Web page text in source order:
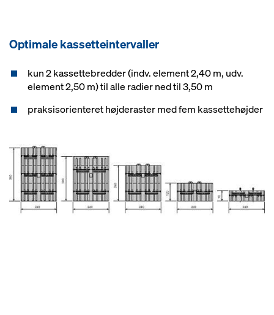
Optimale kassetteintervaller
kun 2 kassettebredder (indv. element 2,40 m, udv.
element 2,50 m) til alle radier ned til 3,50 m
praksisorienteret højderaster med fem kassettehøjder